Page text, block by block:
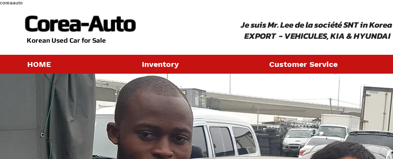
coreaauto
Corea-Auto
​Korean Used Car for Sale
​ Je suis Mr. Lee de la société SNT in Korea
EXPORT - VEHICULES, KIA & HYUNDAI
HOME Inventory Customer Service